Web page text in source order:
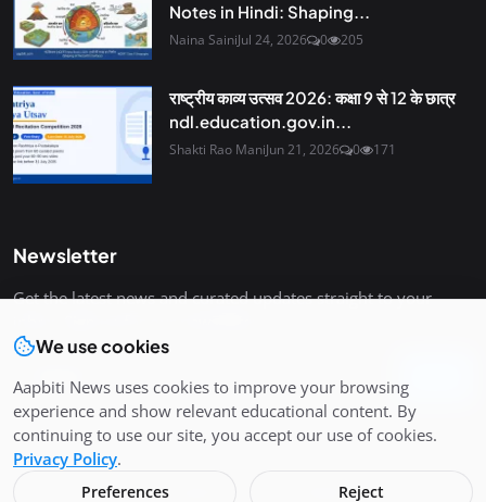
Notes in Hindi: Shaping...
Naina SainiJul 24, 2026 0 205
राष्ट्रीय काव्य उत्सव 2026: कक्षा 9 से 12 के छात्र
ndl.education.gov.in...
Shakti Rao ManiJun 21, 2026 0 171
Newsletter
Get the latest news and curated updates straight to your
Copyright 2026 Aapbiti News - All Rights Reserved.
We use cookies
Aapbiti News uses cookies to improve your browsing
experience and show relevant educational content. By
continuing to use our site, you accept our use of cookies.
Privacy Policy.
Preferences Reject